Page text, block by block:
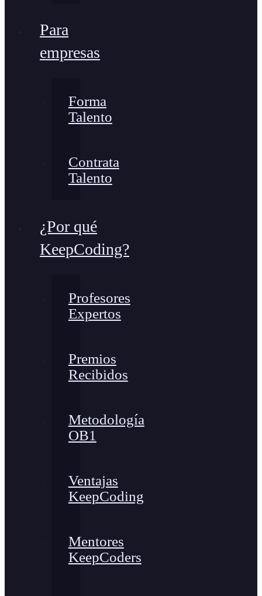
Para
empresas
Forma
Talento
Contrata
Talento
¿Por qué
KeepCoding?
Profesores
Expertos
Premios
Recibidos
Metodología
OB1
Ventajas
KeepCoding
Mentores
KeepCoders